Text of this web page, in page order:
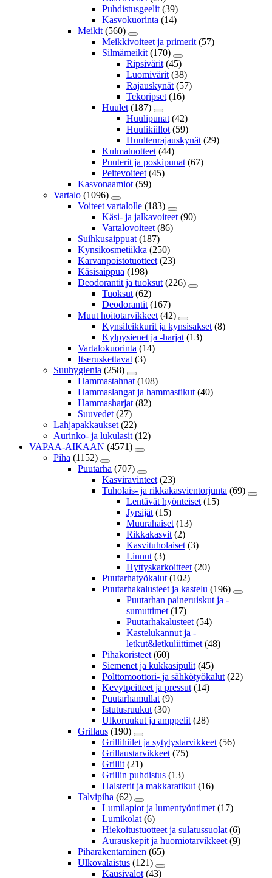
Puhdistusgeelit (39)
Kasvokuorinta (14)
Meikit (560)
Meikkivoiteet ja primerit (57)
Silmämeikit (170)
Ripsivärit (45)
Luomivärit (38)
Rajauskynät (57)
Tekoripset (16)
Huulet (187)
Huulipunat (42)
Huulikiillot (59)
Huultenrajauskynät (29)
Kulmatuotteet (44)
Puuterit ja poskipunat (67)
Peitevoiteet (45)
Kasvonaamiot (59)
Vartalo (1096)
Voiteet vartalolle (183)
Käsi- ja jalkavoiteet (90)
Vartalovoiteet (86)
Suihkusaippuat (187)
Kynsikosmetiikka (250)
Karvanpoistotuotteet (23)
Käsisaippua (198)
Deodorantit ja tuoksut (226)
Tuoksut (62)
Deodorantit (167)
Muut hoitotarvikkeet (42)
Kynsileikkurit ja kynsisakset (8)
Kylpysienet ja -harjat (13)
Vartalokuorinta (14)
Itseruskettavat (3)
Suuhygienia (258)
Hammastahnat (108)
Hammaslangat ja hammastikut (40)
Hammasharjat (82)
Suuvedet (27)
Lahjapakkaukset (22)
Aurinko- ja lukulasit (12)
VAPAA-AIKAAN (4571)
Piha (1152)
Puutarha (707)
Kasviravinteet (23)
Tuholais- ja rikkakasvientorjunta (69)
Lentävät hyönteiset (15)
Jyrsijät (15)
Muurahaiset (13)
Rikkakasvit (2)
Kasvituholaiset (3)
Linnut (3)
Hyttyskarkoitteet (20)
Puutarhatyökalut (102)
Puutarhakalusteet ja kastelu (196)
Puutarhan paineruiskut ja -
sumuttimet (17)
Puutarhakalusteet (54)
Kastelukannut ja -
letkut&letkuliittimet (48)
Pihakoristeet (60)
Siemenet ja kukkasipulit (45)
Polttomoottori- ja sähkötyökalut (22)
Kevytpeitteet ja pressut (14)
Puutarhamullat (9)
Istutusruukut (30)
Ulkoruukut ja amppelit (28)
Grillaus (190)
Grillihiilet ja sytytystarvikkeet (56)
Grillaustarvikkeet (75)
Grillit (21)
Grillin puhdistus (13)
Halsterit ja makkaratikut (16)
Talvipiha (62)
Lumilapiot ja lumentyöntimet (17)
Lumikolat (6)
Hiekoitustuotteet ja sulatussuolat (6)
Aurauskepit ja huomiotarvikkeet (9)
Piharakentaminen (65)
Ulkovalaistus (121)
Kausivalot (43)